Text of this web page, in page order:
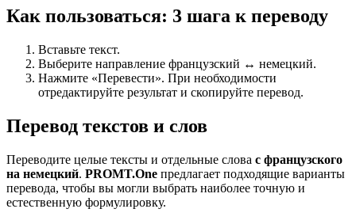
Как пользоваться: 3 шага к переводу
Вставьте текст.
Выберите направление французский ↔ немецкий.
Нажмите «Перевести». При необходимости
отредактируйте результат и скопируйте перевод.
Перевод текстов и слов
Переводите целые тексты и отдельные слова с французского
на немецкий. PROMT.One предлагает подходящие варианты
перевода, чтобы вы могли выбрать наиболее точную и
естественную формулировку.